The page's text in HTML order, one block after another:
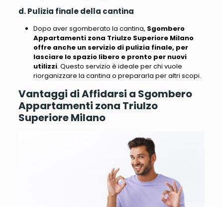
d. Pulizia finale della cantina
Dopo aver sgomberato la cantina, Sgombero
Appartamenti zona Triulzo Superiore Milano
offre anche un servizio di pulizia finale, per
lasciare lo spazio libero e pronto per nuovi
utilizzi. Questo servizio è ideale per chi vuole
riorganizzare la cantina o prepararla per altri scopi.
Vantaggi di Affidarsi a Sgombero
Appartamenti zona Triulzo
Superiore Milano